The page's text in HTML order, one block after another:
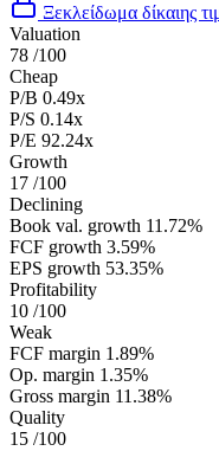
Ξεκλείδωμα δίκαιης
Valuation
78 /100
Cheap
P/B 0.49x
P/S 0.14x
P/E 92.24x
Growth
17 /100
Declining
Book val. growth 11.72%
FCF growth 3.59%
EPS growth 53.35%
Profitability
10 /100
Weak
FCF margin 1.89%
Op. margin 1.35%
Gross margin 11.38%
Quality
15 /100